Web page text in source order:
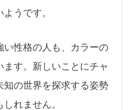
うです。
い性格の人も、カラーの
す。新しいことにチャ
知の世界を探求する姿勢
れません。